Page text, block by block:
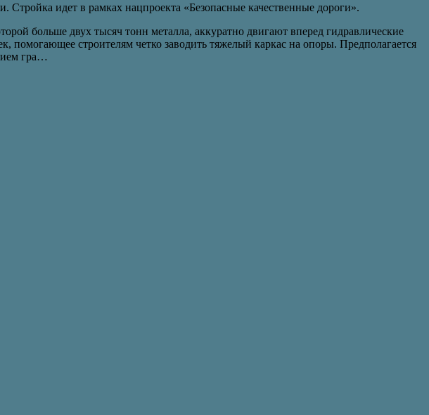
идет в рамках нацпроекта «Безопасные качественные дороги».
двух тысяч тонн металла, аккуратно двигают вперед гидравлические
помогающее строителям четко заводить тяжелый каркас на опоры. Предполагается
гра…